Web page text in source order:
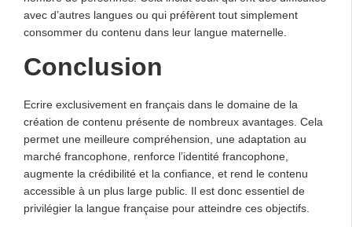
avec d’autres langues ou qui préfèrent tout simplement
consommer du contenu dans leur langue maternelle.
Conclusion
Ecrire exclusivement en français dans le domaine de la
création de contenu présente de nombreux avantages. Cela
permet une meilleure compréhension, une adaptation au
marché francophone, renforce l’identité francophone,
augmente la crédibilité et la confiance, et rend le contenu
accessible à un plus large public. Il est donc essentiel de
privilégier la langue française pour atteindre ces objectifs.